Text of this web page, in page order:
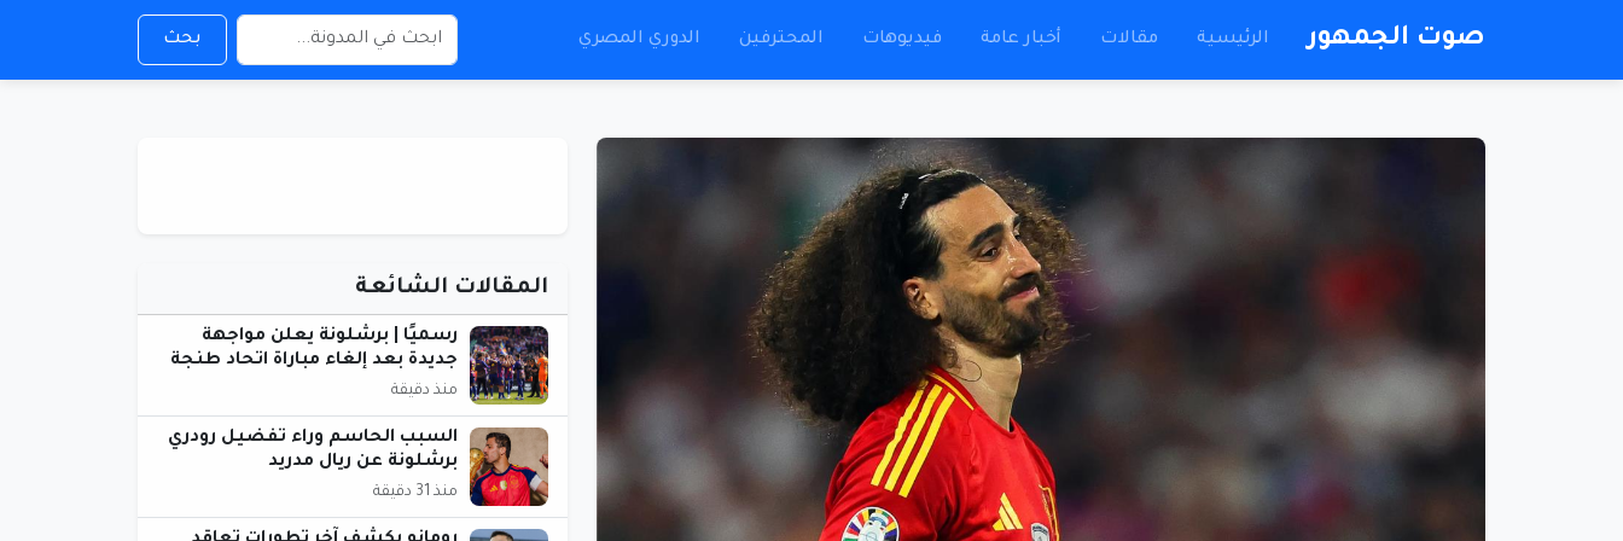
صوت الجمهور الرئيسية مقالات أخبار عامة فيديوهات المحترفين الدوري المصري بحث
المقالات الشائعة
رسميًا | برشلونة يعلن مواجهة
جديدة بعد إلغاء مباراة اتحاد طنجة
منذ دقيقة
السبب الحاسم وراء تفضيل رودري
برشلونة عن ريال مدريد
منذ 31 دقيقة